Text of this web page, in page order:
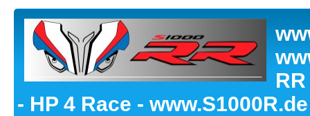
- HP 4 Race -